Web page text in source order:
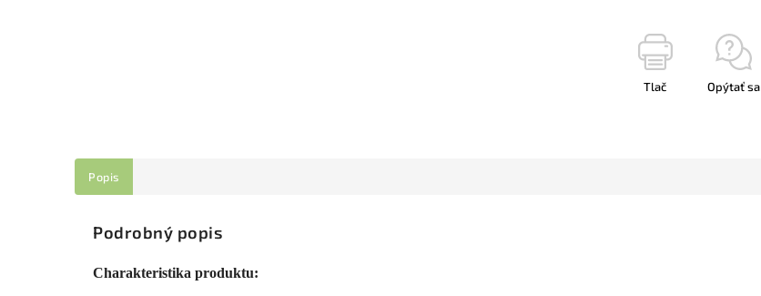
Tlač Opýtať sa
Popis
Podrobný popis
Charakteristika produktu: